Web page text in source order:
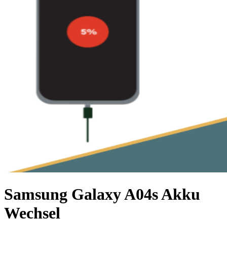
Samsung Galaxy A04s Akku
Wechsel